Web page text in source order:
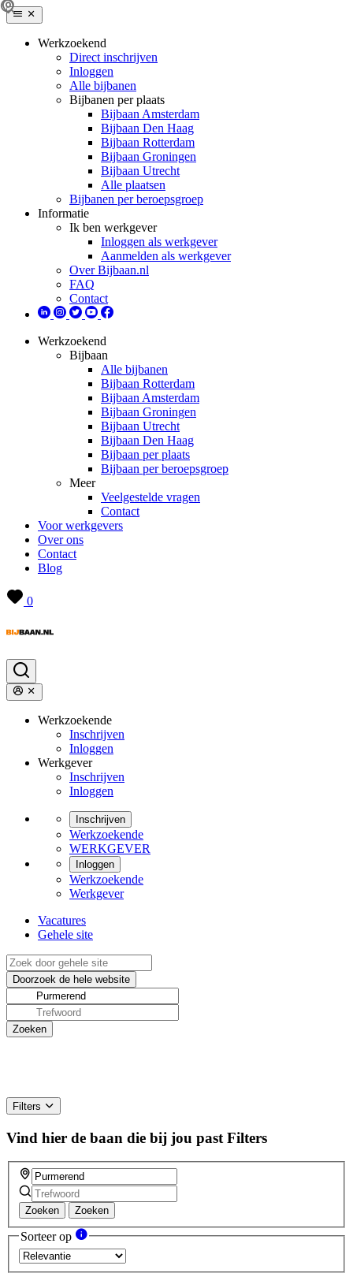
Werkzoekend
Direct inschrijven
Inloggen
Alle bijbanen
Bijbanen per plaats
Bijbaan Amsterdam
Bijbaan Den Haag
Bijbaan Rotterdam
Bijbaan Groningen
Bijbaan Utrecht
Alle plaatsen
Bijbanen per beroepsgroep
Informatie
Ik ben werkgever
Inloggen als werkgever
Aanmelden als werkgever
Over Bijbaan.nl
FAQ
Contact
Werkzoekend
Bijbaan
Alle bijbanen
Bijbaan Rotterdam
Bijbaan Amsterdam
Bijbaan Groningen
Bijbaan Utrecht
Bijbaan Den Haag
Bijbaan per plaats
Bijbaan per beroepsgroep
Meer
Veelgestelde vragen
Contact
Voor werkgevers
Over ons
Contact
Blog
0
Werkzoekende
Inschrijven
Inloggen
Werkgever
Inschrijven
Inloggen
Inschrijven
Werkzoekende
WERKGEVER
Inloggen
Werkzoekende
Werkgever
Vacatures
Gehele site
Filters
Vind hier de baan die bij jou past Filters
Zoeken Zoeken
Sorteer op